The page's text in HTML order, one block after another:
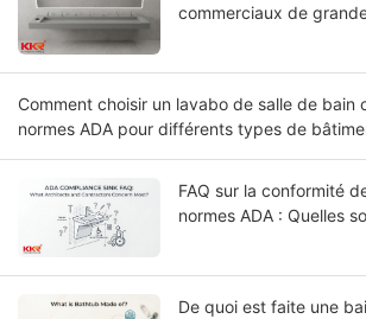
commerciaux de
Comment choisir un lavabo de salle de bain
normes ADA pour différents types de
FAQ sur la conformité
normes ADA : Quelles
De quoi est faite une